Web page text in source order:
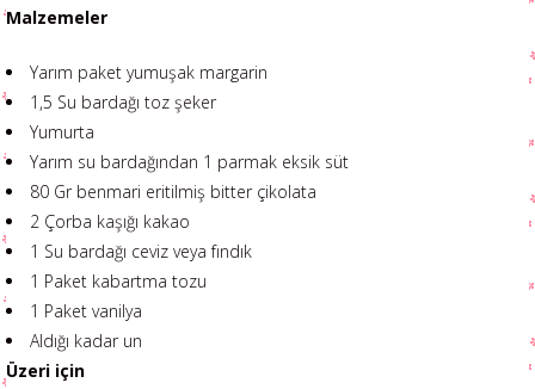
Malzemeler
Yarım paket yumuşak margarin
1,5 Su bardağı toz şeker
Yumurta
Yarım su bardağından 1 parmak eksik süt
80 Gr benmari eritilmiş bitter çikolata
2 Çorba kaşığı kakao
1 Su bardağı ceviz veya fındık
1 Paket kabartma tozu
1 Paket vanilya
Aldığı kadar un
Üzeri için